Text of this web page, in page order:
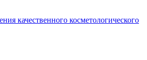
качественного косметологического